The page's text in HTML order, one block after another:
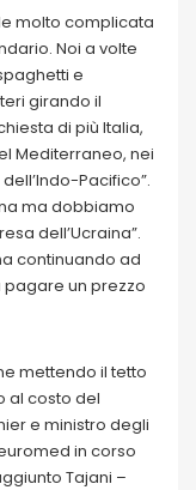
molto complicata
Noi a volte
e
girando il
di più Italia,
Mediterraneo, nei
Pacifico”.
ma dobbiamo
dell’Ucraina”.
continuando ad
pagare un prezzo
mettendo il tetto
al costo del
e ministro degli
in corso
Tajani –